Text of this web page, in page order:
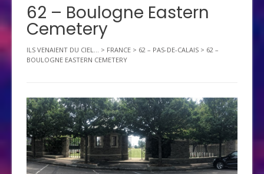
62 – Boulogne Eastern
Cemetery
ILS VENAIENT DU CIEL... > FRANCE > 62 – PAS-DE-CALAIS > 62 –
BOULOGNE EASTERN CEMETERY